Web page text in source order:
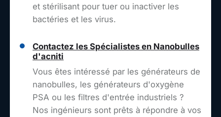
et stérilisant pour tuer ou inactiver les
bactéries et les virus.
Contactez les Spécialistes en Nanobulles
d'acniti
Vous êtes intéressé par les générateurs de
nanobulles, les générateurs d'oxygène
PSA ou les filtres d'entrée industriels ?
Nos ingénieurs sont prêts à répondre à vos